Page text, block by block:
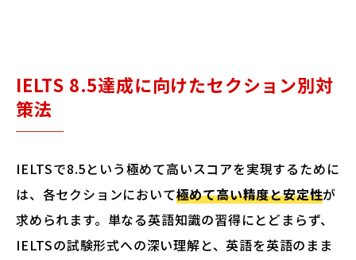
IELTS 8.5達成に向けたセクション別対
策法
IELTSで8.5という極めて高いスコアを実現するために
は、各セクションにおいて極めて高い精度と安定性が
求められます。単なる英語知識の習得にとどまらず、
IELTSの試験形式への深い理解と、英語を英語のまま